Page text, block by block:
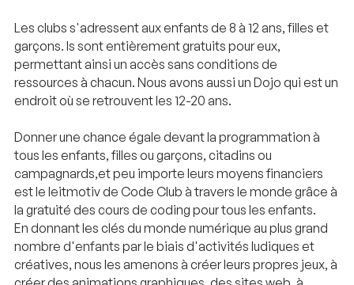
Les clubs s'adressent aux enfants de 8 à 12 ans, filles et
garçons. ls sont entièrement gratuits pour eux,
permettant ainsi un accès sans conditions de
ressources à chacun. Nous avons aussi un Dojo qui est un
endroit où se retrouvent les 12-20 ans.
Donner une chance égale devant la programmation à
tous les enfants, filles ou garçons, citadins ou
campagnards,et peu importe leurs moyens financiers
est le leitmotiv de Code Club à travers le monde grâce à
la gratuité des cours de coding pour tous les enfants.
En donnant les clés du monde numérique au plus grand
nombre d'enfants par le biais d'activités ludiques et
créatives, nous les amenons à créer leurs propres jeux, à